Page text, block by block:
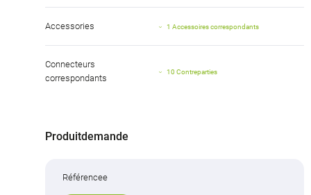
Accessories 1 Accessoires correspondants
Connecteurs
correspondants
10 Contreparties
Produitdemande
Référencee